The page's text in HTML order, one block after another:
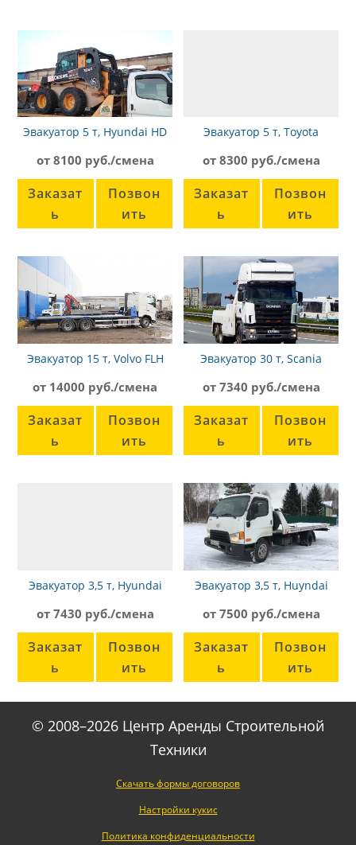
Эвакуатор 5 т, Hyundai HD
от 8100 руб./смена
Заказат
ь
Позвон
ить
Эвакуатор 5 т, Toyota
от 8300 руб./смена
Заказат
ь
Позвон
ить
Эвакуатор 15 т, Volvo FLH
от 14000 руб./смена
Заказат
ь
Позвон
ить
Эвакуатор 30 т, Scania
от 7340 руб./смена
Заказат
ь
Позвон
ить
Эвакуатор 3,5 т, Hyundai
от 7430 руб./смена
Заказат
ь
Позвон
ить
Эвакуатор 3,5 т, Huyndai
от 7500 руб./смена
Заказат
ь
Позвон
ить
© 2008–2026 Центр Аренды Строительной
Техники
Скачать формы договоров
Настройки кукис
Политика конфиденциальности